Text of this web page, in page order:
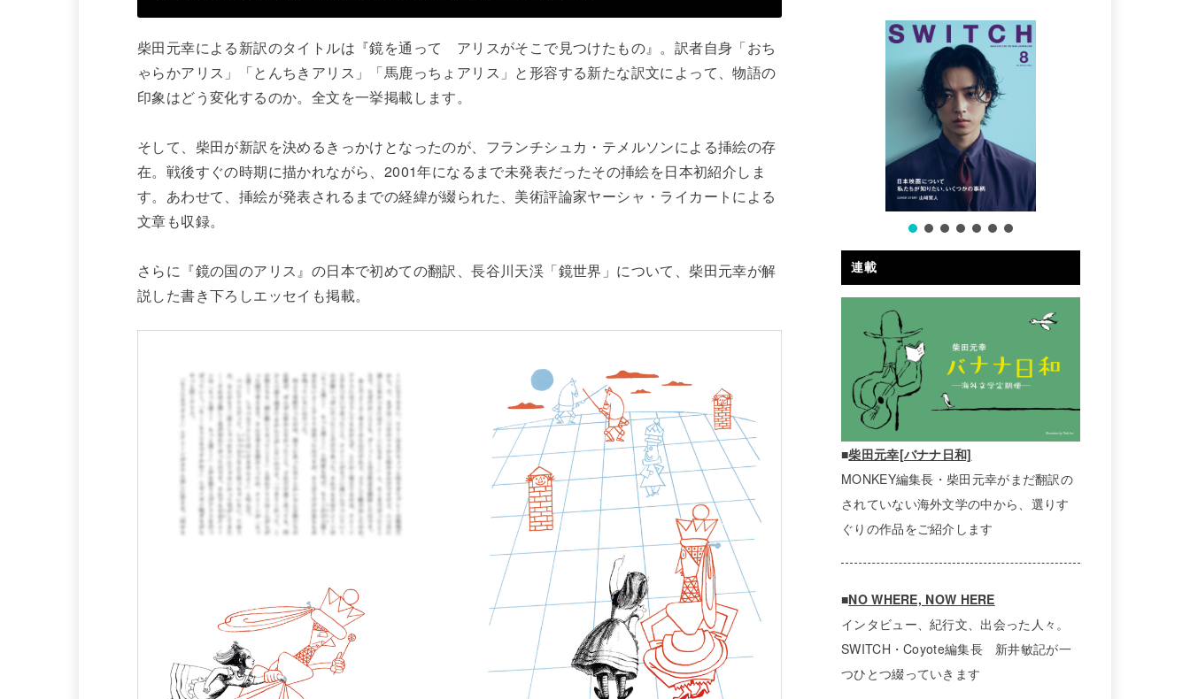
柴田元幸による新訳のタイトルは『鏡を通って アリスがそこで見つけたもの』。訳者自身「おち
ゃらかアリス」「とんちきアリス」「馬鹿っちょアリス」と形容する新たな訳文によって、物語の
印象はどう変化するのか。全文を一挙掲載します。
そして、柴田が新訳を決めるきっかけとなったのが、フランチシュカ・テメルソンによる挿絵の存
在。戦後すぐの時期に描かれながら、2001年になるまで未発表だったその挿絵を日本初紹介しま
す。あわせて、挿絵が発表されるまでの経緯が綴られた、美術評論家ヤーシャ・ライカートによる
文章も収録。
さらに『鏡の国のアリス』の日本で初めての翻訳、長谷川天渓「鏡世界」について、柴田元幸が解
説した書き下ろしエッセイも掲載。
連載
■柴田元幸[バナナ日和]
MONKEY編集長・柴田元幸がまだ翻訳の
されていない海外文学の中から、選りす
ぐりの作品をご紹介します
■NO WHERE, NOW HERE
インタビュー、紀行文、出会った人々。
SWITCH・Coyote編集長 新井敏記が一
つひとつ綴っていきます